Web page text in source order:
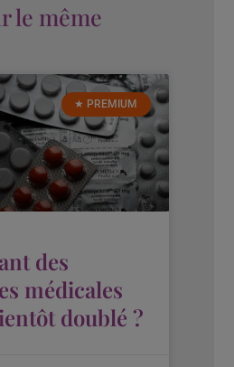
le même
★ PREMIUM
des
médicales
doublé ?